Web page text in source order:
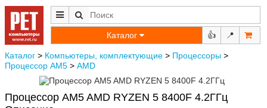
Каталог 👍 📍
Каталог > Компьютеры, комплектующие > Процессоры >
Процессор AM5 > AMD
Процессор AM5 AMD RYZEN 5 8400F 4.2ГГц